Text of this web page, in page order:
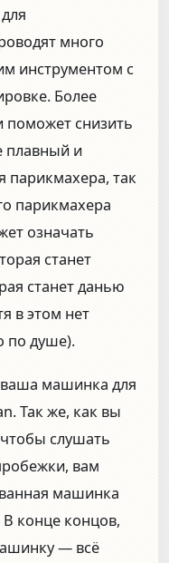
много
инструментом с
Более
поможет снизить
плавный и
парикмахера, так
парикмахера
означать
станет
станет данью
в этом нет
по душе).
ваша машинка для
Так же, как вы
слушать
вам
машинка
конце концов,
— всё